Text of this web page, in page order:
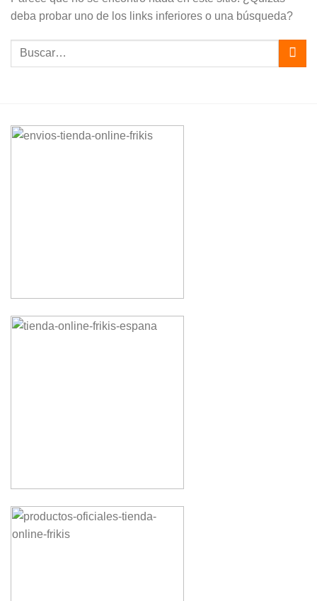
deba probar uno de los links inferiores o una búsqueda?